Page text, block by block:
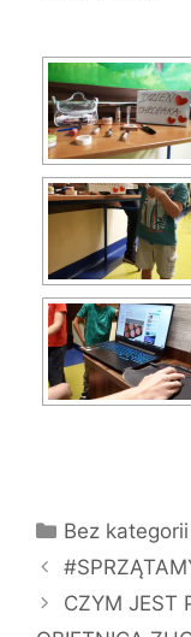
Kategorie
Bez kategorii
CZYM JEST